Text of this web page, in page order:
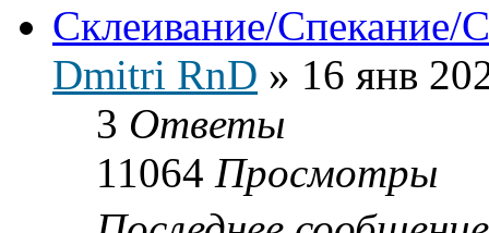
Склеивание/Спекание/
Dmitri RnD » 16 янв
3 Ответы
11064 Просмотры